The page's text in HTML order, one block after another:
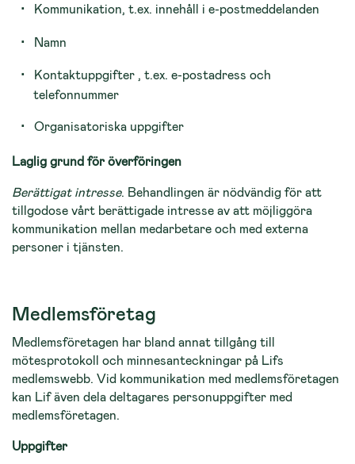
Kommunikation, t.ex. innehåll i e-postmeddelanden
Namn
Kontaktuppgifter , t.ex. e-postadress och
telefonnummer
Organisatoriska uppgifter
Laglig grund för överföringen
Berättigat intresse. Behandlingen är nödvändig för att
tillgodose vårt berättigade intresse av att möjliggöra
kommunikation mellan medarbetare och med externa
personer i tjänsten.
Medlemsföretag
Medlemsföretagen har bland annat tillgång till
mötesprotokoll och minnesanteckningar på Lifs
medlemswebb. Vid kommunikation med medlemsföretagen
kan Lif även dela deltagares personuppgifter med
medlemsföretagen.
Uppgifter